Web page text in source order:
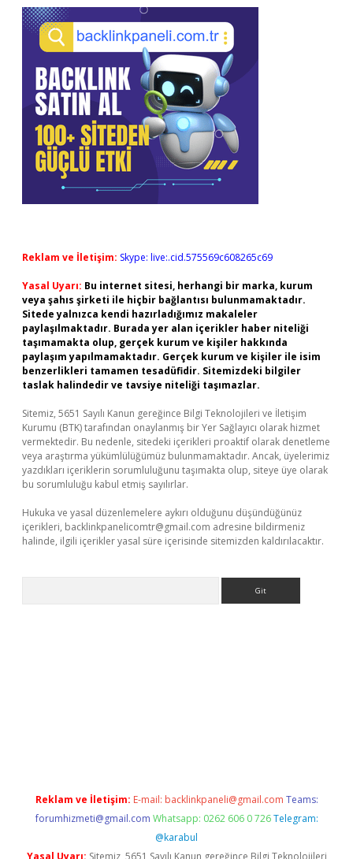
Reklam ve İletişim: Skype: live:.cid.575569c608265c69
Yasal Uyarı: Bu internet sitesi, herhangi bir marka, kurum
veya şahıs şirketi ile hiçbir bağlantısı bulunmamaktadır.
Sitede yalnızca kendi hazırladığımız makaleler
paylaşılmaktadır. Burada yer alan içerikler haber niteliği
taşımamakta olup, gerçek kurum ve kişiler hakkında
paylaşım yapılmamaktadır. Gerçek kurum ve kişiler ile isim
benzerlikleri tamamen tesadüfidir. Sitemizdeki bilgiler
taslak halindedir ve tavsiye niteliği taşımazlar.
Sitemiz, 5651 Sayılı Kanun gereğince Bilgi Teknolojileri ve İletişim
Kurumu (BTK) tarafından onaylanmış bir Yer Sağlayıcı olarak hizmet
vermektedir. Bu nedenle, sitedeki içerikleri proaktif olarak denetleme
veya araştırma yükümlülüğümüz bulunmamaktadır. Ancak, üyelerimiz
yazdıkları içeriklerin sorumluluğunu taşımakta olup, siteye üye olarak
bu sorumluluğu kabul etmiş sayılırlar.
Hukuka ve yasal düzenlemelere aykırı olduğunu düşündüğünüz
içerikleri, backlinkpanelicomtr@gmail.com adresine bildirmeniz
halinde, ilgili içerikler yasal süre içerisinde sitemizden kaldırılacaktır.
Reklam ve İletişim: E-mail: backlinkpaneli@gmail.com Teams:
forumhizmeti@gmail.com Whatsapp: 0262 606 0 726 Telegram:
@karabul
Yasal Uyarı: Sitemiz, 5651 Sayılı Kanun gereğince Bilgi Teknolojileri